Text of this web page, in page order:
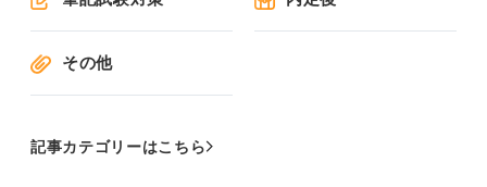
その他
記事カテゴリーはこちら